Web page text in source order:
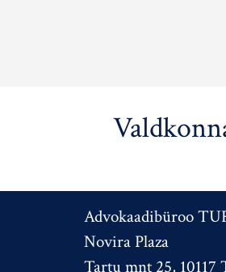
Advokaadibüroo
Novira Plaza
Tartu mnt 25, 10117